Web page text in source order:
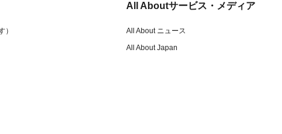
）
All Aboutサービス・メディア
All About ニュース
All About Japan